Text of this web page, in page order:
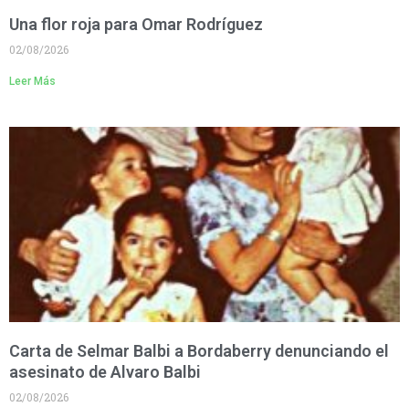
Una flor roja para Omar Rodríguez
02/08/2026
Leer Más
Carta de Selmar Balbi a Bordaberry denunciando el
asesinato de Alvaro Balbi
02/08/2026